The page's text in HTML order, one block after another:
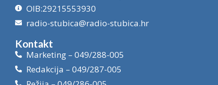
OIB:29215553930
radio-stubica@radio-stubica.hr
Kontakt
Marketing – 049/288-005
Redakcija – 049/287-005